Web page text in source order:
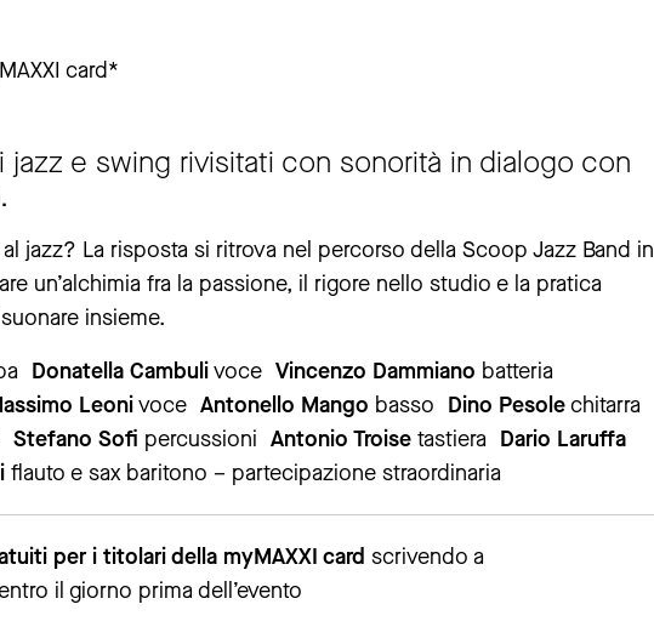
card*
jazz e swing rivisitati con sonorità in dialogo con
jazz? La risposta si ritrova nel percorso della Scoop Jazz Band in
un’alchimia fra la passione, il rigore nello studio e la pratica
insieme.
Donatella Cambulivoce Vincenzo Dammiano batteria
Leonivoce Antonello Mango basso Dino Pesolechitarra
Stefano Sofi percussioni Antonio Troise tastiera Dario Laruffa
flauto e sax baritono – partecipazione straordinaria
per i titolari della myMAXXI card scrivendo a
il giorno prima dell’evento